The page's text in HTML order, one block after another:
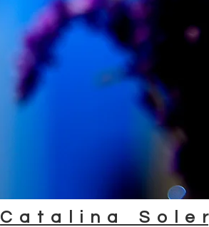
C a t a l i n a S o l e r